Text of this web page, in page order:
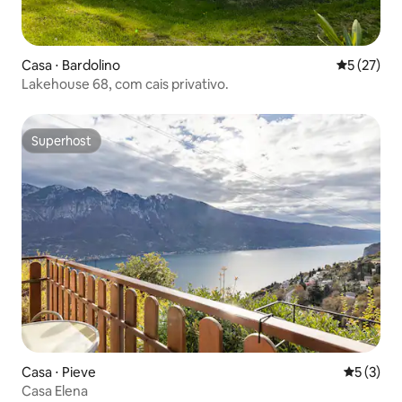
Casa ⋅ Bardolino 5 de uma
5 (27)
Lakehouse 68, com cais privativo.
Superhost
Superhost
Casa ⋅ Pieve 5 de
5 (3)
Casa Elena